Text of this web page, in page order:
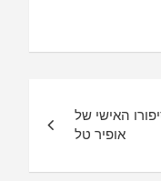
– סיפורו האישי של
אופיר טל